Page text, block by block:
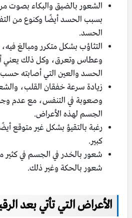
الشعور بالضيق والبكاء بصوت
بسبب الحسد أيضًا وكنوع من
الحسد.
التثاؤب بشكل متكرر ومبالغ
وعطاس وتعرق، وكل ذلك
الحسد والعين التي أصابته
زيادة سرعة خفقان القلب،
وصعوبة في التنفس، مع عدم
الجسم لهذه الأعراض.
رغبة بالتقيؤ بشكل غير متوقع
كبير.
شعور بالخدر في الجسم في كثير
شعور بالحكة وغير ذلك.
الأعراض التي تأتي بعد